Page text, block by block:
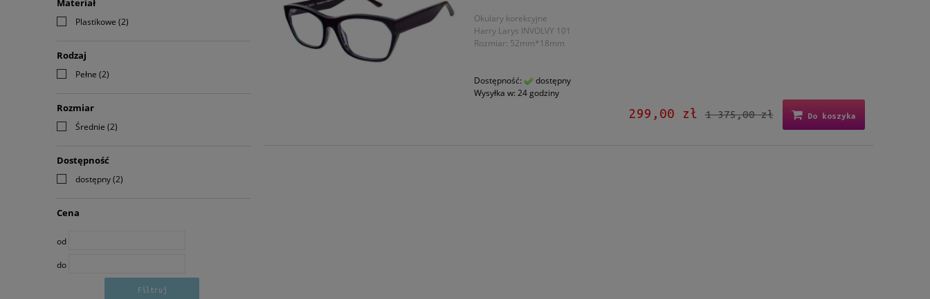
Materiał
Plastikowe (2)
Rodzaj
Pełne (2)
Rozmiar
Średnie (2)
Dostępność
dostępny(2)
Cena
od
do
Filtruj
Okulary korekcyjne
Harry Larys INVOLVY 101
Rozmiar: 52mm*18mm
Dostępność:
dostępny
Wysyłka w: 24 godziny
299,00 zł 1 375,00 zł Do koszyka